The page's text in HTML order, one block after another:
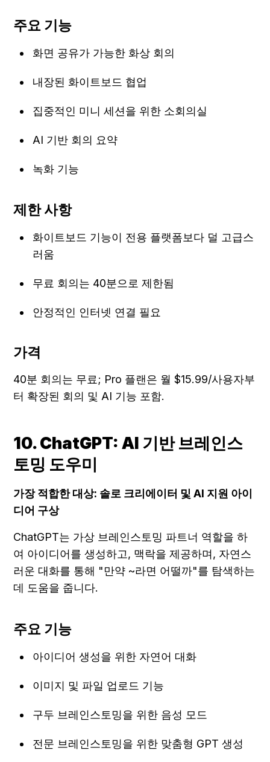
주요 기능
화면 공유가 가능한 화상 회의
내장된 화이트보드 협업
집중적인 미니 세션을 위한 소회의실
AI 기반 회의 요약
녹화 기능
제한 사항
화이트보드 기능이 전용 플랫폼보다 덜 고급스
러움
무료 회의는 40분으로 제한됨
안정적인 인터넷 연결 필요
가격
40분 회의는 무료; Pro 플랜은 월 $15.99/사용자부
터 확장된 회의 및 AI 기능 포함.
10. ChatGPT: AI 기반 브레인스
토밍 도우미
가장 적합한 대상: 솔로 크리에이터 및 AI 지원 아이
디어 구상
ChatGPT는 가상 브레인스토밍 파트너 역할을 하
여 아이디어를 생성하고, 맥락을 제공하며, 자연스
러운 대화를 통해 "만약 ~라면 어떨까"를 탐색하는
데 도움을 줍니다.
주요 기능
아이디어 생성을 위한 자연어 대화
이미지 및 파일 업로드 기능
구두 브레인스토밍을 위한 음성 모드
전문 브레인스토밍을 위한 맞춤형 GPT 생성